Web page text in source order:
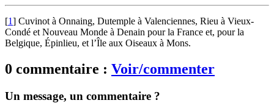
[1] Cuvinot à Onnaing, Dutemple à Valenciennes, Rieu à Vieux-
Condé et Nouveau Monde à Denain pour la France et, pour la
Belgique, Épinlieu, et l’Île aux Oiseaux à Mons.
0 commentaire : Voir/commenter
Un message, un commentaire ?